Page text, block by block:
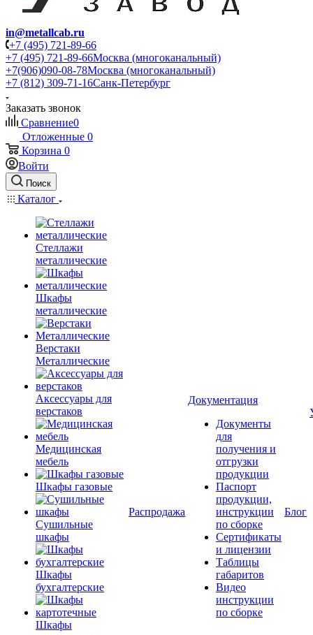
in@metallcab.ru
+7 (495) 721-89-66
+7 (495) 721-89-66Москва (многоканальный)
+7(906)090-08-78Москва (многоканальный)
+7 (812) 309-71-16Санк-Петербург
Заказать звонок
Сравнение0
Отложенные 0
Корзина 0
Войти
Поиск
Каталог
Стеллажи
металлические
Шкафы
металлические
Верстаки
Металлические
Аксессуары для
верстаков
Медицинская
мебель
Шкафы газовые
Сушильные
шкафы
Шкафы
бухгалтерские
Шкафы
Распродажа
Документация
Документы
для
получения и
отгрузки
продукции
Паспорт
продукции,
инструкции
по сборке
Сертификаты
и лицензии
Таблицы
габаритов
Видео
инструкции
по сборке
Блог